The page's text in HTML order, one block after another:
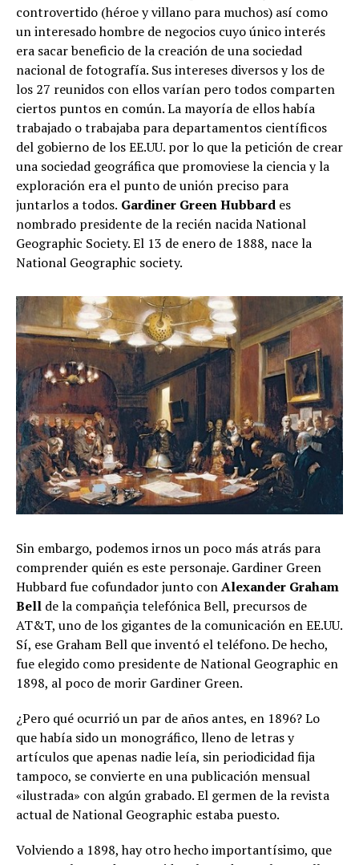
controvertido (héroe y villano para muchos) así como
un interesado hombre de negocios cuyo único interés
era sacar beneficio de la creación de una sociedad
nacional de fotografía. Sus intereses diversos y los de
los 27 reunidos con ellos varían pero todos comparten
ciertos puntos en común. La mayoría de ellos había
trabajado o trabajaba para departamentos científicos
del gobierno de los EE.UU. por lo que la petición de crear
una sociedad geográfica que promoviese la ciencia y la
exploración era el punto de unión preciso para
juntarlos a todos. Gardiner Green Hubbard es
nombrado presidente de la recién nacida National
Geographic Society. El 13 de enero de 1888, nace la
National Geographic society.
Sin embargo, podemos irnos un poco más atrás para
comprender quién es este personaje. Gardiner Green
Hubbard fue cofundador junto conAlexander Graham
Bell de la compañçia telefónica Bell, precursos de
AT&T, uno de los gigantes de la comunicación en EE.UU.
Sí, ese Graham Bell que inventó el teléfono. De hecho,
fue elegido como presidente de National Geographic en
1898, al poco de morir Gardiner Green.
¿Pero qué ocurrió un par de años antes, en 1896? Lo
que había sido un monográfico, lleno de letras y
artículos que apenas nadie leía, sin periodicidad fija
tampoco, se convierte en una publicación mensual
«ilustrada» con algún grabado. El germen de la revista
actual de National Geographic estaba puesto.
Volviendo a 1898, hay otro hecho importantísimo, que